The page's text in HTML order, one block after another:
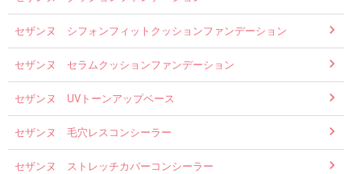
セザンヌ シフォンフィットクッションファンデーション
セザンヌ セラムクッションファンデーション
セザンヌ UVトーンアップベース
セザンヌ 毛穴レスコンシーラー
セザンヌ ストレッチカバーコンシーラー